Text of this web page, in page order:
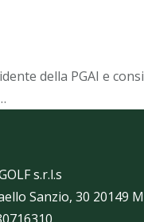
della PGAI e
s.r.l.s
Sanzio, 30 20149